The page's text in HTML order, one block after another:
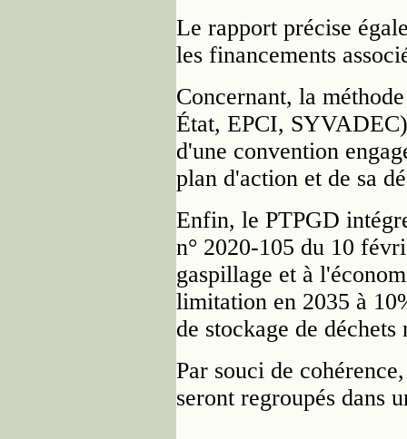
Le rapport précise
les financements
Concernant, la
État, EPCI,
d'une convention
plan d'action et de sa
Enfin, le PTPGD
n° 2020-105 du 10
gaspillage et à
limitation en 2035 à
de stockage de
Par souci de
seront regroupés dans